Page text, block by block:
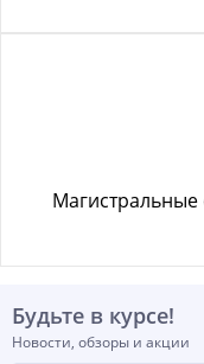
Будьте в курсе!
Новости, обзоры и акции